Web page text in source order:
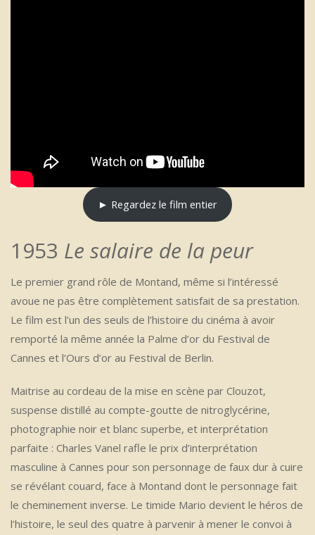
► Regardez le film entier
1953 Le salaire de la peur
Le premier grand rôle de Montand, même si l’intéressé
avoue ne pas être complètement satisfait de sa prestation.
Le film est l’un des seuls de l’histoire du cinéma à avoir
remporté la même année la Palme d’or du Festival de
Cannes et l’Ours d’or au Festival de Berlin.
Maitrise au cordeau de la mise en scène par Clouzot,
suspense distillé au compte-goutte de nitroglycérine,
photographie noir et blanc superbe, et interprétation
parfaite : Charles Vanel rafle le prix d’interprétation
masculine à Cannes pour son personnage de faux dur à cuire
se révélant couard, face à Montand dont le personnage fait
le cheminement inverse. Le timide Mario devient le héros de
l’histoire, le seul des quatre à parvenir à mener le convoi à